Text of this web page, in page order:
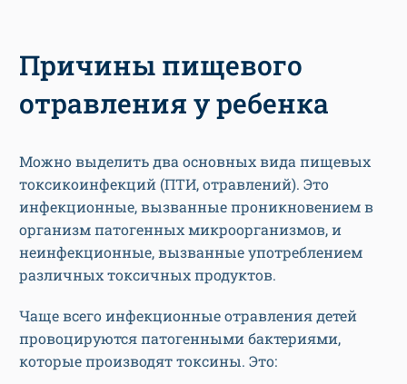
Причины пищевого
отравления у ребенка
Можно выделить два основных вида пищевых
токсикоинфекций (ПТИ, отравлений). Это
инфекционные, вызванные проникновением в
организм патогенных микроорганизмов, и
неинфекционные, вызванные употреблением
различных токсичных продуктов.
Чаще всего инфекционные отравления детей
провоцируются патогенными бактериями,
которые производят токсины. Это: